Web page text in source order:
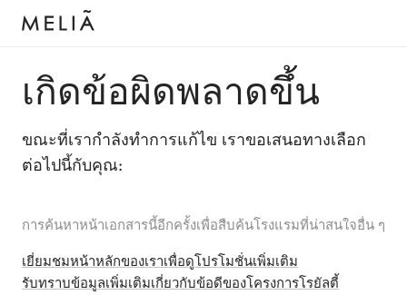
เกิดข้อผิดพลาดขึ้น
ขณะที่เรากำลังทำการแก้ไข เราขอเสนอทางเลือก
ต่อไปนี้กับคุณ:
การค้นหาหน้าเอกสารนี้อีกครั้งเพื่อสืบค้นโรงแรมที่น่าสนใจอื่น ๆ
เยี่ยมชมหน้าหลักของเราเพื่อดูโปรโมชั่นเพิ่มเติม
รับทราบข้อมูลเพิ่มเติมเกี่ยวกับข้อดีของโครงการโรยัลตี้